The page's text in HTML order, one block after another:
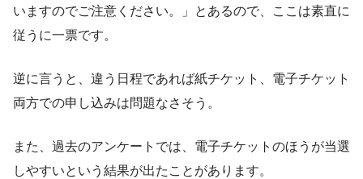
いますのでご注意ください。」とあるので、ここは素直に
従うに一票です。
逆に言うと、違う日程であれば紙チケット、電子チケット
両方での申し込みは問題なさそう。
また、過去のアンケートでは、電子チケットのほうが当選
しやすいという結果が出たことがあります。